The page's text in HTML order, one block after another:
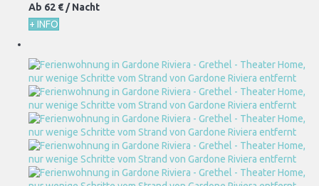
Ab 62 € / Nacht
+ INFO